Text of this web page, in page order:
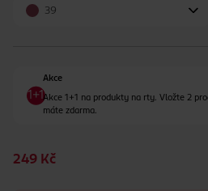
39
Akce
Akce 1+1 na produkty na rty. Vložte 2
máte zdarma.
249 Kč